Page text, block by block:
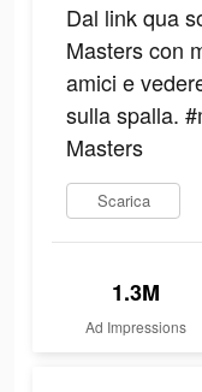
Dal link qua
Masters con
amici e
sulla spalla.
Masters
Scarica
1.3M
Ad Impressions